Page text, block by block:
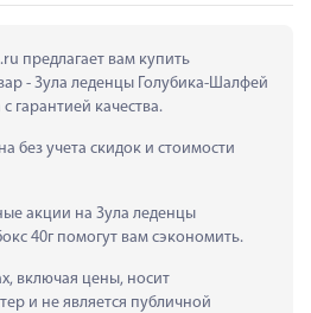
предлагает вам купить
- Зула леденцы Голубика-Шалфей
гарантией качества.
без учета скидок и стоимости
акции на Зула леденцы
40г помогут вам сэкономить.
включая цены, носит
и не является публичной